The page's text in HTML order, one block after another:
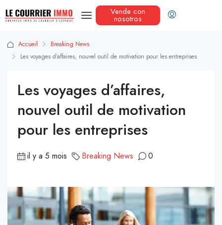
Vende con
nosotros
Accueil
Breaking News
Les voyages d’affaires, nouvel outil de motivation pour les entreprises
Les voyages d’affaires,
nouvel outil de motivation
pour les entreprises
il y a 5 mois Breaking News 0